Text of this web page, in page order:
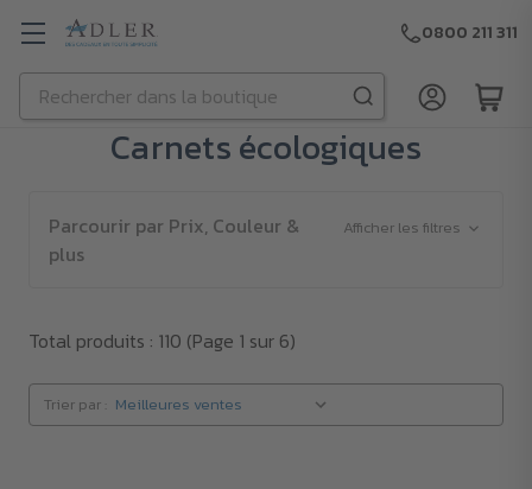
Passer au contenu principal
Rechercher
0800 211 311
Carnets écologiques
Parcourir par Prix, Couleur &
plus
Afficher les filtres
Total produits : 110 (Page 1 sur 6)
Trier par :